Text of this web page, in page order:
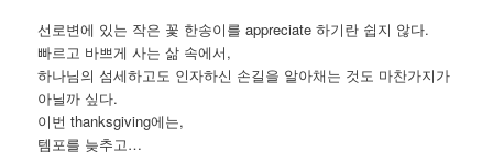
선로변에 있는 작은 꽃 한송이를 appreciate 하기란 쉽지 않다.
빠르고 바쁘게 사는 삶 속에서,
하나님의 섬세하고도 인자하신 손길을 알아채는 것도 마찬가지가
아닐까 싶다.
이번 thanksgiving에는,
템포를 늦추고…